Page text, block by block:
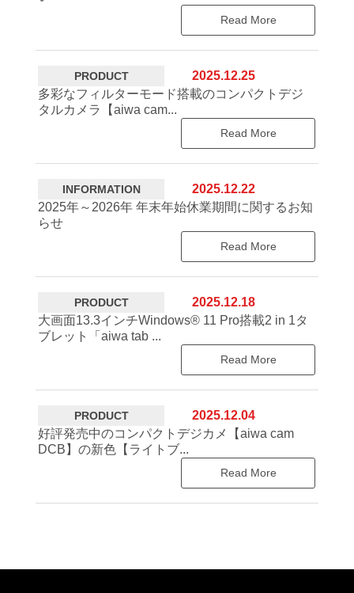
Read More
PRODUCT
2025.12.25
多彩なフィルターモード搭載のコンパクトデジ
タルカメラ【aiwa cam...
Read More
INFORMATION
2025.12.22
2025年～2026年 年末年始休業期間に関するお知
らせ
Read More
PRODUCT
2025.12.18
大画面13.3インチWindows® 11 Pro搭載2 in 1タ
ブレット「aiwa tab ...
Read More
PRODUCT
2025.12.04
好評発売中のコンパクトデジカメ【aiwa cam
DCB】の新色【ライトブ...
Read More